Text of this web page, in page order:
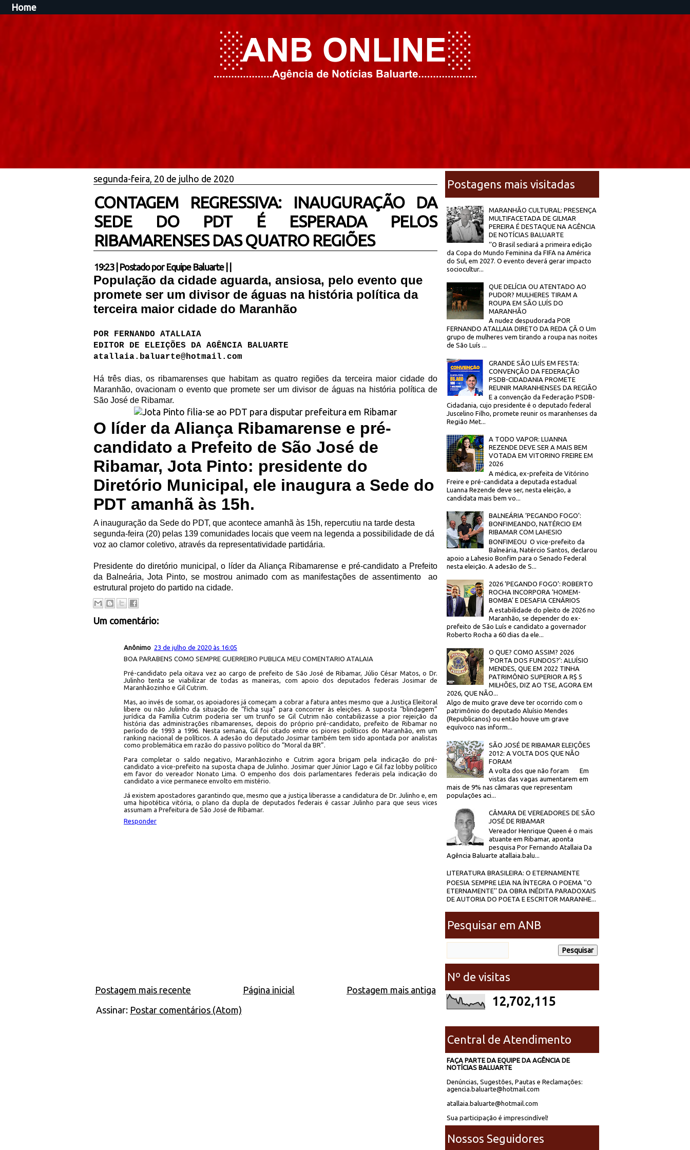
Home
segunda-feira, 20 de julho de 2020
CONTAGEM REGRESSIVA: INAUGURAÇÃO DA
SEDE DO PDT É ESPERADA PELOS
RIBAMARENSES DAS QUATRO REGIÕES
19:23| Postado por Equipe Baluarte
População da cidade aguarda, ansiosa, pelo evento que
promete ser um divisor de águas na história política da
terceira maior cidade do Maranhão
POR FERNANDO ATALLAIA
EDITOR DE ELEIÇÕES DA AGÊNCIA BALUARTE
atallaia.baluarte@hotmail.com
Há três dias, os ribamarenses que habitam as quatro regiões da terceira maior cidade do
Maranhão, ovacionam o evento que promete ser um divisor de águas na história política de
São José de Ribamar.
O líder da Aliança Ribamarense e pré-
candidato a Prefeito de São José de
Ribamar, Jota Pinto: presidente do
Diretório Municipal, ele inaugura a Sede do
PDT amanhã às 15h.
A inauguração da Sede do PDT, que acontece amanhã às 15h, repercutiu na tarde desta
segunda-feira (20) pelas 139 comunidades locais que veem na legenda a possibilidade de dá
voz ao clamor coletivo, através da representatividade partidária.
Presidente do diretório municipal, o líder da Aliança Ribamarense e pré-candidato a Prefeito
da Balneária, Jota Pinto, se mostrou animado com as manifestações de assentimento
ao
estrutural projeto do partido na cidade.
Um comentário:
Anônimo 23 de julho de 2020 às 16:05
BOA PARABENS COMO SEMPRE GUERREIRO PUBLICA MEU COMENTARIO ATALAIA
Pré-candidato pela oitava vez ao cargo de prefeito de São José de Ribamar, Júlio César Matos, o Dr.
Julinho tenta se viabilizar de todas as maneiras, com apoio dos deputados federais Josimar de
Maranhãozinho e Gil Cutrim.
Mas, ao invés de somar, os apoiadores já começam a cobrar a fatura antes mesmo que a Justiça Eleitoral
libere ou não Julinho da situação de “ficha suja” para concorrer às eleições. A suposta “blindagem”
jurídica da Família Cutrim poderia ser um trunfo se Gil Cutrim não contabilizasse a pior rejeição da
história das administrações ribamarenses, depois do próprio pré-candidato, prefeito de Ribamar no
período de 1993 a 1996. Nesta semana, Gil foi citado entre os piores políticos do Maranhão, em um
ranking nacional de políticos. A adesão do deputado Josimar também tem sido apontada por analistas
como problemática em razão do passivo político do “Moral da BR”.
Para completar o saldo negativo, Maranhãozinho e Cutrim agora brigam pela indicação do pré-
candidato a vice-prefeito na suposta chapa de Julinho. Josimar quer Júnior Lago e Gil faz lobby político
em favor do vereador Nonato Lima. O empenho dos dois parlamentares federais pela indicação do
candidato a vice permanece envolto em mistério.
Já existem apostadores garantindo que, mesmo que a justiça liberasse a candidatura de Dr. Julinho e, em
uma hipotética vitória, o plano da dupla de deputados federais é cassar Julinho para que seus vices
assumam a Prefeitura de São José de Ribamar.
Responder
Postagem mais recente Postagem mais antiga
Página inicial
Assinar: Postar comentários (Atom)
Postagens mais visitadas
MARANHÃO CULTURAL: PRESENÇA
MULTIFACETADA DE GILMAR
PEREIRA É DESTAQUE NA AGÊNCIA
DE NOTÍCIAS BALUARTE
‘’O Brasil sediará a primeira edição
da Copa do Mundo Feminina da FIFA na América
do Sul, em 2027. O evento deverá gerar impacto
sociocultur...
QUE DELÍCIA OU ATENTADO AO
PUDOR? MULHERES TIRAM A
ROUPA EM SÃO LUÍS DO
MARANHÃO
A nudez despudorada POR
FERNANDO ATALLAIA DIRETO DA REDA ÇÃ O Um
grupo de mulheres vem tirando a roupa nas noites
de São Luís ...
GRANDE SÃO LUÍS EM FESTA:
CONVENÇÃO DA FEDERAÇÃO
PSDB-CIDADANIA PROMETE
REUNIR MARANHENSES DA REGIÃO
E a convenção da Federação PSDB-
Cidadania, cujo presidente é o deputado federal
Juscelino Filho, promete reunir os maranhenses da
Região Met...
A TODO VAPOR: LUANNA
REZENDE DEVE SER A MAIS BEM
VOTADA EM VITORINO FREIRE EM
2026
A médica, ex-prefeita de Vitórino
Freire e pré-candidata a deputada estadual
Luanna Rezende deve ser, nesta eleição, a
candidata mais bem vo...
BALNEÁRIA ‘PEGANDO FOGO’:
BONFIMEANDO, NATÉRCIO EM
RIBAMAR COM LAHESIO
BONFIMEOU O vice-prefeito da
Balneária, Natércio Santos, declarou
apoio a Lahesio Bonfim para o Senado Federal
nesta eleição. A adesão de S...
2026 ‘PEGANDO FOGO’: ROBERTO
ROCHA INCORPORA ‘HOMEM-
BOMBA’ E DESAFIA CENÁRIOS
A estabilidade do pleito de 2026 no
Maranhão, se depender do ex-
prefeito de São Luís e candidato a governador
Roberto Rocha a 60 dias da ele...
O QUE? COMO ASSIM? 2026
‘PORTA DOS FUNDOS?’: ALUÍSIO
MENDES, QUE EM 2022 TINHA
PATRIMÔNIO SUPERIOR A R$ 5
MILHÕES, DIZ AO TSE, AGORA EM
2026, QUE NÃO...
Algo de muito grave deve ter ocorrido com o
patrimônio do deputado Aluísio Mendes
(Republicanos) ou então houve um grave
equívoco nas inform...
SÃO JOSÉ DE RIBAMAR ELEIÇÕES
2012: A VOLTA DOS QUE NÃO
FORAM
A volta dos que não foram Em
vistas das vagas aumentarem em
mais de 9% nas câmaras que representam
populações aci...
CÂMARA DE VEREADORES DE SÃO
JOSÉ DE RIBAMAR
Vereador Henrique Queen é o mais
atuante em Ribamar, aponta
pesquisa Por Fernando Atallaia Da
Agência Baluarte atallaia.balu...
LITERATURA BRASILEIRA: O ETERNAMENTE
POESIA SEMPRE LEIA NA ÍNTEGRA O POEMA ''O
ETERNAMENTE'' DA OBRA INÉDITA PARADOXAIS
DE AUTORIA DO POETA E ESCRITOR MARANHE...
Pesquisar em ANB
Nº de visitas
12,702,115
Central de Atendimento
FAÇA PARTE DA EQUIPE DA AGÊNCIA DE
NOTÍCIAS BALUARTE
Denúncias, Sugestões, Pautas e Reclamações:
agencia.baluarte@hotmail.com
atallaia.baluarte@hotmail.com
Sua participação é imprescindível!
Nossos Seguidores